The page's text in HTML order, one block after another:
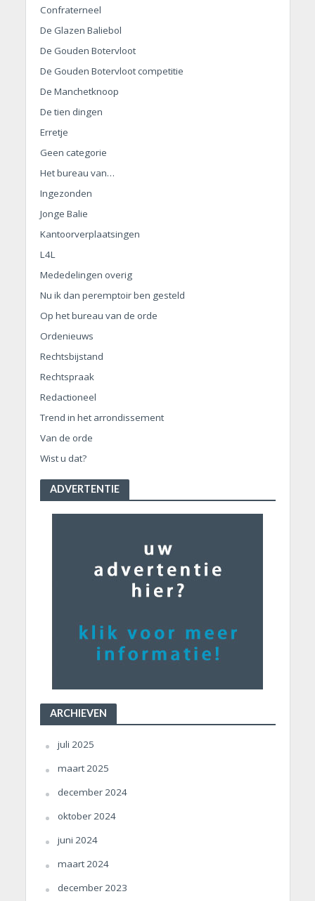
Confraterneel
De Glazen Baliebol
De Gouden Botervloot
De Gouden Botervloot competitie
De Manchetknoop
De tien dingen
Erretje
Geen categorie
Het bureau van…
Ingezonden
Jonge Balie
Kantoorverplaatsingen
L4L
Mededelingen overig
Nu ik dan peremptoir ben gesteld
Op het bureau van de orde
Ordenieuws
Rechtsbijstand
Rechtspraak
Redactioneel
Trend in het arrondissement
Van de orde
Wist u dat?
ADVERTENTIE
ARCHIEVEN
juli 2025
maart 2025
december 2024
oktober 2024
juni 2024
maart 2024
december 2023